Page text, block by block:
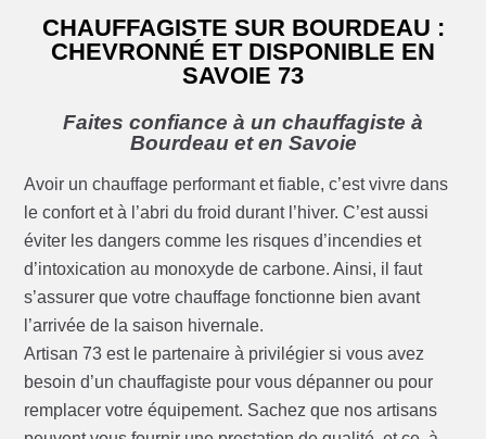
CHAUFFAGISTE SUR BOURDEAU :
CHEVRONNÉ ET DISPONIBLE EN
SAVOIE 73
Faites confiance à un chauffagiste à
Bourdeau et en Savoie
Avoir un chauffage performant et fiable, c’est vivre dans
le confort et à l’abri du froid durant l’hiver. C’est aussi
éviter les dangers comme les risques d’incendies et
d’intoxication au monoxyde de carbone. Ainsi, il faut
s’assurer que votre chauffage fonctionne bien avant
l’arrivée de la saison hivernale.
Artisan 73 est le partenaire à privilégier si vous avez
besoin d’un chauffagiste pour vous dépanner ou pour
remplacer votre équipement. Sachez que nos artisans